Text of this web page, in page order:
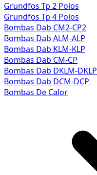
Grundfos Tp 2 Polos
Grundfos Tp 4 Polos
Bombas Dab CM2-CP2
Bombas Dab ALM-ALP
Bombas Dab KLM-KLP
Bombas Dab CM-CP
Bombas Dab DKLM-DKLP
Bombas Dab DCM-DCP
Bombas De Calor